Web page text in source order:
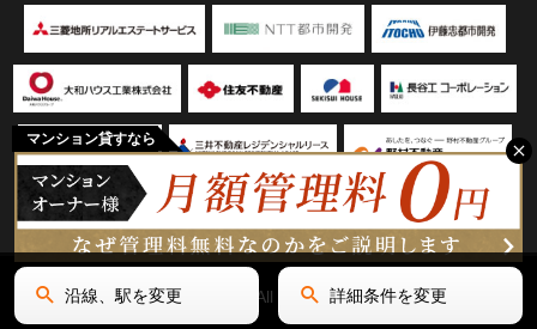
マンション貸すなら
Copyright(C) リミテッド名古屋 All Rights Reserved.
沿線、駅を変更 詳細条件を変更